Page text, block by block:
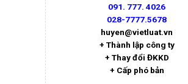
091. 777. 4026
028-7777.5678
huyen@vietluat.vn
+ Thành lập công ty
+ Thay đổi ĐKKD
+ Cấp phó bản